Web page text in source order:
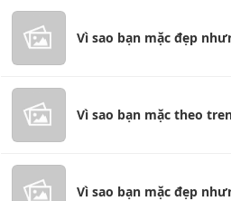
Vì sao bạn mặc đẹp
Vì sao bạn mặc theo
Vì sao bạn mặc đẹp